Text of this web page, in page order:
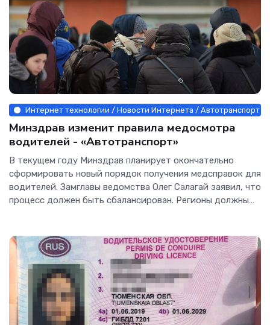
Интернет технологии / Новости Интернета / Автотранспорт
Минздрав изменит правила медосмотра
водителей - «Автотранспорт»
В текущем году Минздрав планирует окончательно
сформировать новый порядок получения медсправок для
водителей. Замглавы ведомства Олег Салагай заявил, что
процесс должен быть сбалансирован. Регионы должны